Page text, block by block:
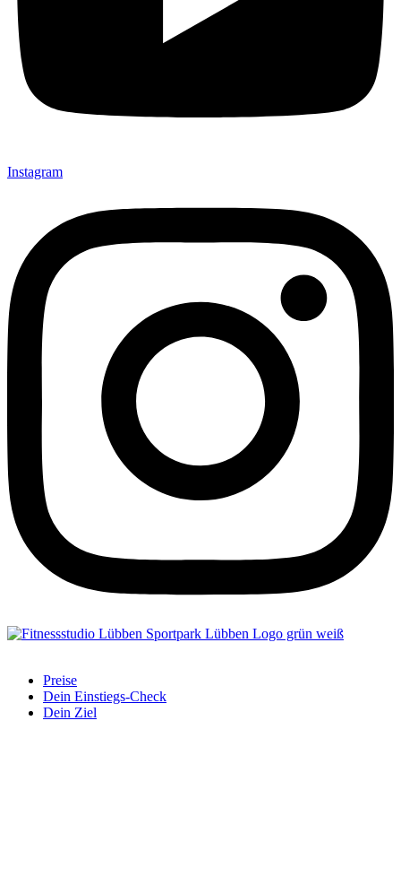
Instagram
Preise
Dein Einstiegs-Check
Dein Ziel